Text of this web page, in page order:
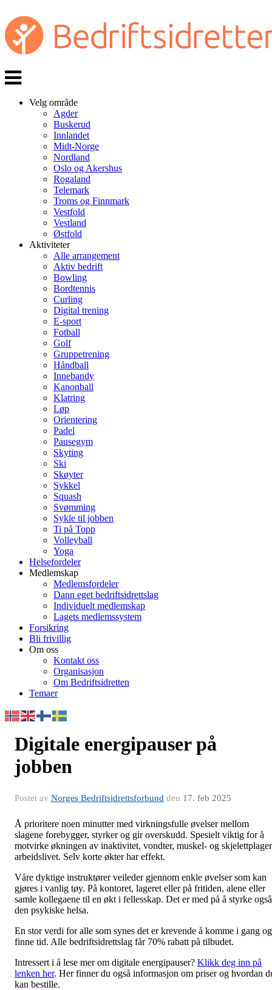
Veksle
navigasjon
Velg område
Agder
Buskerud
Innlandet
Midt-Norge
Nordland
Oslo og Akershus
Rogaland
Telemark
Troms og Finnmark
Vestfold
Vestland
Østfold
Aktiviteter
Alle arrangement
Aktiv bedrift
Bowling
Bordtennis
Curling
Digital trening
E-sport
Fotball
Golf
Gruppetrening
Håndball
Innebandy
Kanonball
Klatring
Løp
Orientering
Padel
Pausegym
Skyting
Ski
Skøyter
Sykkel
Squash
Svømming
Sykle til jobben
Ti på Topp
Volleyball
Yoga
Helsefordeler
Medlemskap
Medlemsfordeler
Dann eget bedriftsidrettslag
Individuelt medlemskap
Lagets medlemssystem
Forsikring
Bli frivillig
Om oss
Kontakt oss
Organisasjon
Om Bedriftsidretten
Temaer
Digitale energipauser på
jobben
Postet av Norges Bedriftsidrettsforbund den 17. feb 2025
Å prioritere noen minutter med virkningsfulle øvelser mellom
slagene forebygger, styrker og gir overskudd. Spesielt viktig for å
motvirke økningen av inaktivitet, vondter, muskel- og
arbeidslivet. Selv korte økter har effekt.
Våre dyktige instruktører veileder gjennom enkle øvelser som kan
gjøres i vanlig tøy. På kontoret, lageret eller på fritiden, alene eller
samle kollegaene til en økt i fellesskap. Det er med på å styrke også
den psykiske helsa.
En stor verdi for alle som synes det er krevende å komme i gang og
finne tid. Alle bedriftsidrettslag får 70% rabatt på tilbudet.
Intressert i å lese mer om digitale energipauser? Klikk deg inn på
lenken her. Her finner du også informasjon om priser og hvordan
kan bestille.